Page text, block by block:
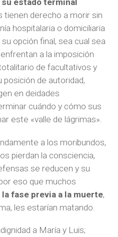
estado terminal
tienen derecho a morir sin
hospitalaria o domiciliaria
opción final, sea cual sea
a la imposición
de facultativos y
de autoridad,
en deidades
cuándo y cómo sus
este «valle de lágrimas».
a los moribundos,
pierdan la consciencia,
se reducen y su
eso que muchos
fase previa a la muerte,
les estarían matando.
a María y Luis;